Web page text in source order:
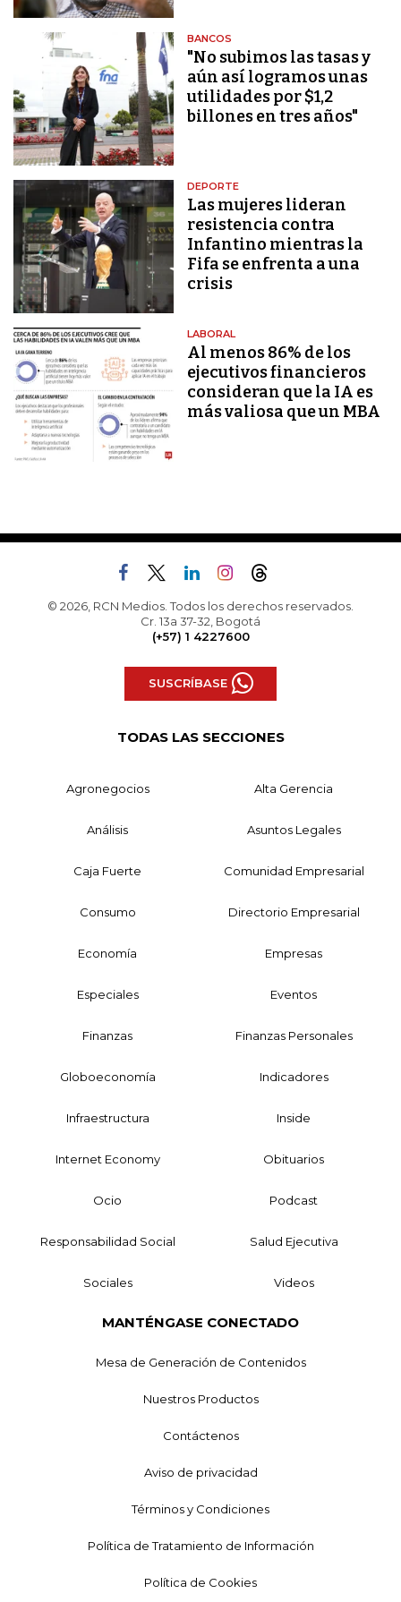
BANCOS
"No subimos las tasas y
aún así logramos unas
utilidades por $1,2
billones en tres años"
DEPORTE
Las mujeres lideran
resistencia contra
Infantino mientras la
Fifa se enfrenta a una
crisis
LABORAL
Al menos 86% de los
ejecutivos financieros
consideran que la IA es
más valiosa que un MBA
© 2026, RCN Medios. Todos los derechos reservados.
Cr. 13a 37-32, Bogotá
(+57) 1 4227600
SUSCRÍBASE
TODAS LAS SECCIONES
Agronegocios Alta Gerencia
Análisis Asuntos Legales
Caja Fuerte Comunidad Empresarial
Consumo Directorio Empresarial
Economía Empresas
Especiales Eventos
Finanzas Finanzas Personales
Globoeconomía Indicadores
Infraestructura Inside
Internet Economy Obituarios
Ocio Podcast
Responsabilidad Social Salud Ejecutiva
Sociales Videos
MANTÉNGASE CONECTADO
Mesa de Generación de Contenidos
Nuestros Productos
Contáctenos
Aviso de privacidad
Términos y Condiciones
Política de Tratamiento de Información
Política de Cookies